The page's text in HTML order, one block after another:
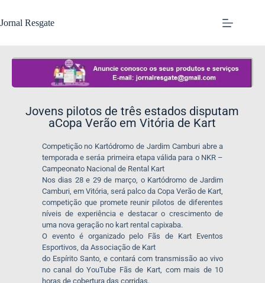
Jornal Resgate
Jovens pilotos de três estados disputam
aCopa Verão em Vitória de Kart
Competição no Kartódromo de Jardim Camburi abre a
temporada e seráa primeira etapa válida para o NKR –
Campeonato Nacional de Rental Kart
Nos dias 28 e 29 de março, o Kartódromo de Jardim
Camburi, em Vitória, será palco da Copa Verão de Kart,
competição que promete reunir pilotos de diferentes
níveis de experiência e destacar o crescimento de
uma nova geração no kart rental capixaba.
O evento é organizado pelo Fãs de Kart Eventos
Esportivos, da Associação de Kart
do Espírito Santo, e contará com transmissão ao vivo
no canal do YouTube Fãs de Kart, com mais de 10
horas de cobertura das corridas.